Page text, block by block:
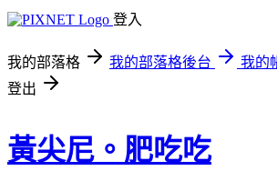
登入
我的部落格 我的部落格後台
我的
登出
黃尖尼。肥吃吃